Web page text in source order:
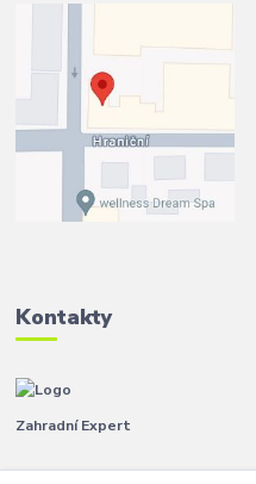
Kontakty
Zahradní Expert